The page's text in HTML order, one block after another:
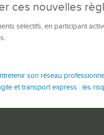
ces nouvelles
sélectifs, en participant
son réseau
et transport express : les